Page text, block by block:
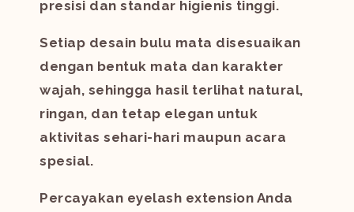
presisi dan standar higienis tinggi.
Setiap desain bulu mata disesuaikan
dengan bentuk mata dan karakter
wajah, sehingga hasil terlihat natural,
ringan, dan tetap elegan untuk
aktivitas sehari-hari maupun acara
spesial.
Percayakan eyelash extension Anda